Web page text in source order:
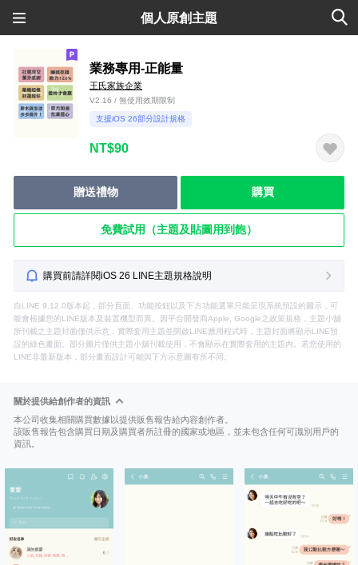
個人原創主題
業務專用-正能量
王氏家族企業
V2.16 / 無使用效期限制
支援iOS 26部分設計規格
NT$90
贈送禮物 購買
免費試用（主題及貼圖用到飽）
購買前請詳閱iOS 26 LINE主題規格說明
自LINE 9.12.0版本起，部分頁面、功能按鈕以及下方功能選單只能呈現系統預設的圖示，可
能會根據您的LINE版本及裝置機型而異。因平台開發商Apple, Google之政策規格，主題小舖
所刊載之主題封面僅供示意，實際套用主題並開啟LINE應用程式時，主題封面將顯示LINE預
設的綠色畫面。部分圖片僅供主題小舖刊載使用，不會顯示在實際套用的主題內。若您使用的
LINE非最新版本，部分畫面設計可能與下方示意圖有所不同。
關於提供給創作者的資訊
本公司收集相關購買數據以提供販售報告給內容創作者。
該販售報告包含購買日期及購買者所註冊的國家或地區，並未包含任何可識別用戶的
資訊。